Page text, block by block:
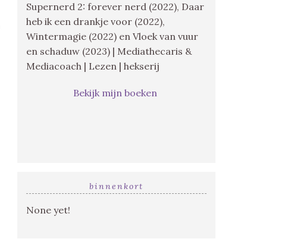
Supernerd 2: forever nerd (2022), Daar
heb ik een drankje voor (2022),
Wintermagie (2022) en Vloek van vuur
en schaduw (2023) | Mediathecaris &
Mediacoach | Lezen | hekserij
Bekijk mijn boeken
binnenkort
None yet!